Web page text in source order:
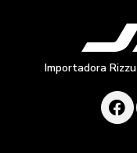
Importadora